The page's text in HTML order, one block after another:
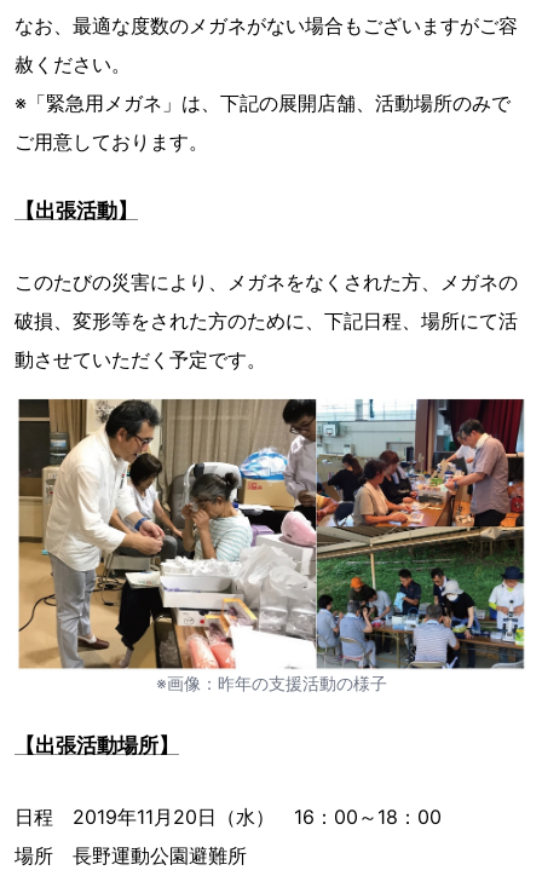
なお、最適な度数のメガネがない場合もございますがご容
赦ください。
※「緊急用メガネ」は、下記の展開店舗、活動場所のみで
ご用意しております。
【出張活動】
このたびの災害により、メガネをなくされた方、メガネの
破損、変形等をされた方のために、下記日程、場所にて活
動させていただく予定です。
※画像：昨年の支援活動の様子
【出張活動場所】
日程 2019年11月20日（水） 16：00～18：00
場所 長野運動公園避難所